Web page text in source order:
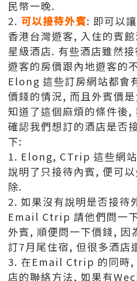
民幣一晚.
2. 可以接待外賓: 即可以
香港台灣遊客, 入住的賓
星級酒店. 有些酒店雖然
遊客的房價跟內地遊客的
Elong 這些訂房網站都會
價錢的情況, 而且外賓價
知道了這個麻煩的條件後,
確認我們想訂的酒店是否
下:
1. Elong, CTrip 這些網
說明了只接待內賓, 便可
除.
2. 如果沒有說明是否接待
Email Ctrip 請他們問一
外賓, 順便問一下價錢, 因
訂7月尾住宿, 但很多酒店
3. 在Email Ctrip 的同時,
店的聯絡方法, 如果有